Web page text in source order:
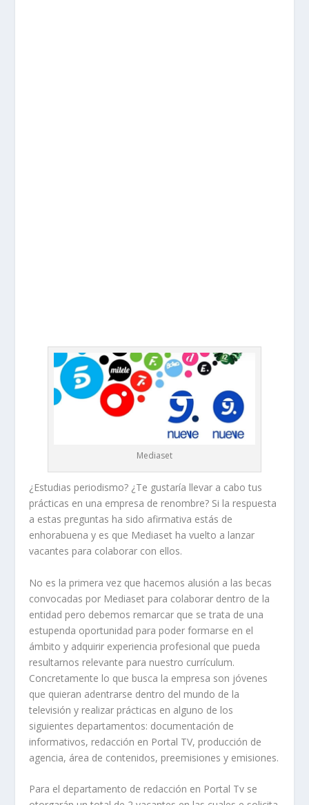
Mediaset
¿Estudias periodismo? ¿Te gustaría llevar a cabo tus
prácticas en una empresa de renombre? Si la respuesta
a estas preguntas ha sido afirmativa estás de
enhorabuena y es que Mediaset ha vuelto a lanzar
vacantes para colaborar con ellos.
No es la primera vez que hacemos alusión a las becas
convocadas por Mediaset para colaborar dentro de la
entidad pero debemos remarcar que se trata de una
estupenda oportunidad para poder formarse en el
ámbito y adquirir experiencia profesional que pueda
resultarnos relevante para nuestro currículum.
Concretamente lo que busca la empresa son jóvenes
que quieran adentrarse dentro del mundo de la
televisión y realizar prácticas en alguno de los
siguientes departamentos: documentación de
informativos, redacción en Portal TV, producción de
agencia, área de contenidos, preemisiones y emisiones.
Para el departamento de redacción en Portal Tv se